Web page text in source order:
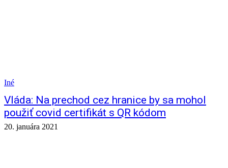
Iné
Vláda: Na prechod cez hranice by sa mohol
použiť covid certifikát s QR kódom
20. januára 2021